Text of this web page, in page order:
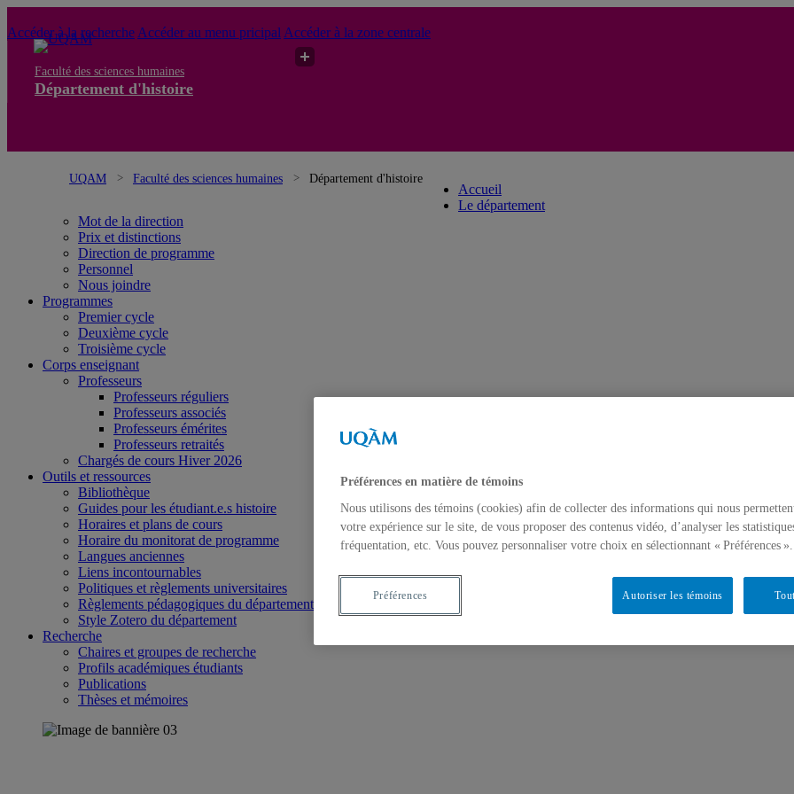
Accéder à la recherche Accéder au menu pricipal Accéder à la zone centrale
Faculté des sciences humaines
Département d'histoire
UQAM Faculté des sciences humaines Département d'histoire
Accueil
Le département
Mot de la direction
Prix et distinctions
Direction de programme
Personnel
Nous joindre
Programmes
Premier cycle
Deuxième cycle
Troisième cycle
Corps enseignant
Professeurs
Professeurs réguliers
Professeurs associés
Professeurs émérites
Professeurs retraités
Chargés de cours Hiver 2026
Outils et ressources
Bibliothèque
Guides pour les étudiant.e.s histoire
Horaires et plans de cours
Horaire du monitorat de programme
Langues anciennes
Liens incontournables
Politiques et règlements universitaires
Règlements pédagogiques du département d’histoire
Style Zotero du département
Recherche
Chaires et groupes de recherche
Profils académiques étudiants
Publications
Thèses et mémoires
Préférences en matière de témoins
Nous utilisons des témoins (cookies) afin de collecter des informations qui nous
votre expérience sur le site, de vous proposer des contenus vidéo, d’analyser les
fréquentation, etc. Vous pouvez personnaliser votre choix en sélectionnant « Préférences ».
Autoriser les témoins
Préférences